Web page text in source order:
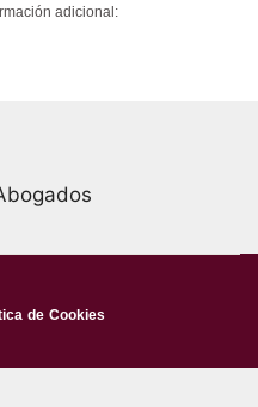
adicional:
de Cookies